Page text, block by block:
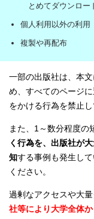
とめてダウンロー
個人利用以外の利用
複製や再配布
一部の出版社は、本
め、すべてのページ
をかける行為を禁止し
また、1～数分程度の
く行為を、出版社が
知する事例も発生し
ください。
過剰なアクセスや大
社等により大学全体